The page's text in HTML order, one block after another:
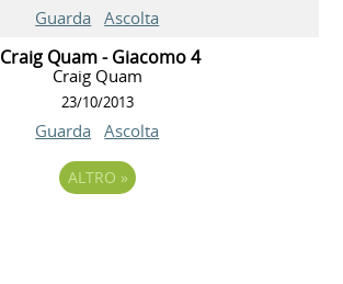
Guarda Ascolta
Craig Quam - Giacomo 4
Craig Quam
23/10/2013
Guarda Ascolta
ALTRO »